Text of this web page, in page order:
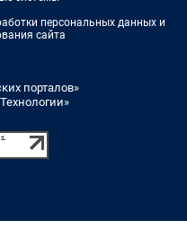
персональных данных и
сайта
порталов»